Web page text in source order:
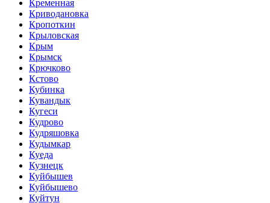
Кременная
Криводановка
Кропоткин
Крыловская
Крым
Крымск
Крючково
Кстово
Кубинка
Кувандык
Кугеси
Кудрово
Кудряшовка
Кудымкар
Куеда
Кузнецк
Куйбышев
Куйбышево
Куйтун